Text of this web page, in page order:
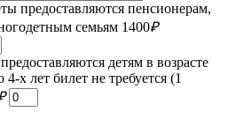
предоставляются пенсионерам,
семьям 1400₽
детям в возрасте
х лет билет не требуется (1